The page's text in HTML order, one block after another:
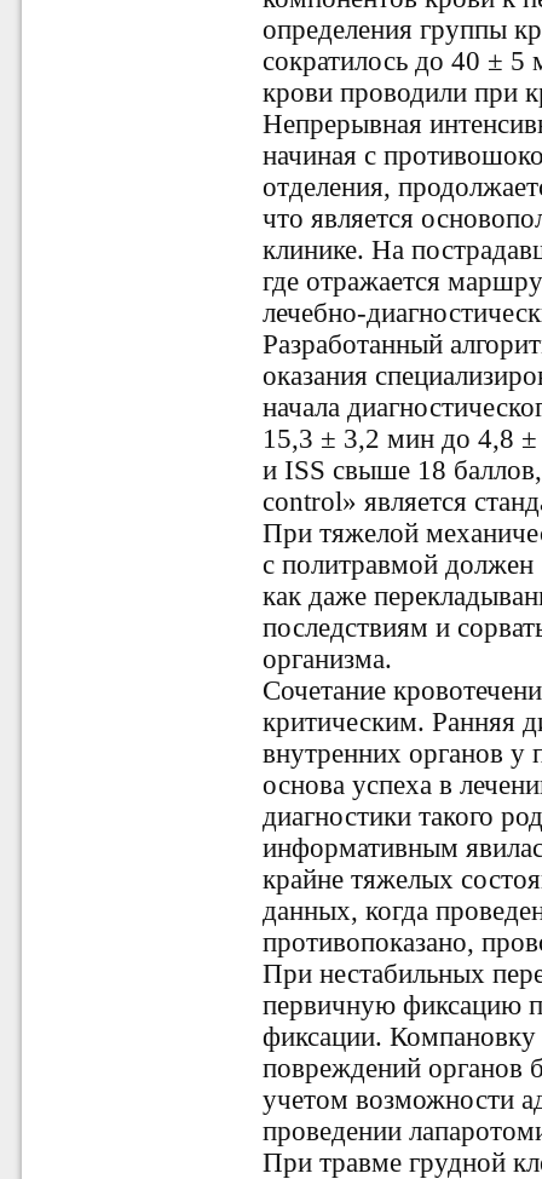
определения группы
сократилось до 40 ± 5
крови проводили при
Непрерывная
начиная с
отделения,
что является
клинике. На
где отражается
лечебно-
Разработанный
оказания
начала
15,3 ± 3,2 мин до 4,8 ±
и ISS свыше 18
control» является
При тяжелой
с политравмой
как даже
последствиям и
организма.
Сочетание
критическим. Ранняя
внутренних органов у
основа успеха в
диагностики такого
информативным
крайне тяжелых
данных, когда
противопоказано,
При нестабильных
первичную фиксацию
фиксации. Компановку
повреждений органов
учетом возможности
проведении
При травме грудной